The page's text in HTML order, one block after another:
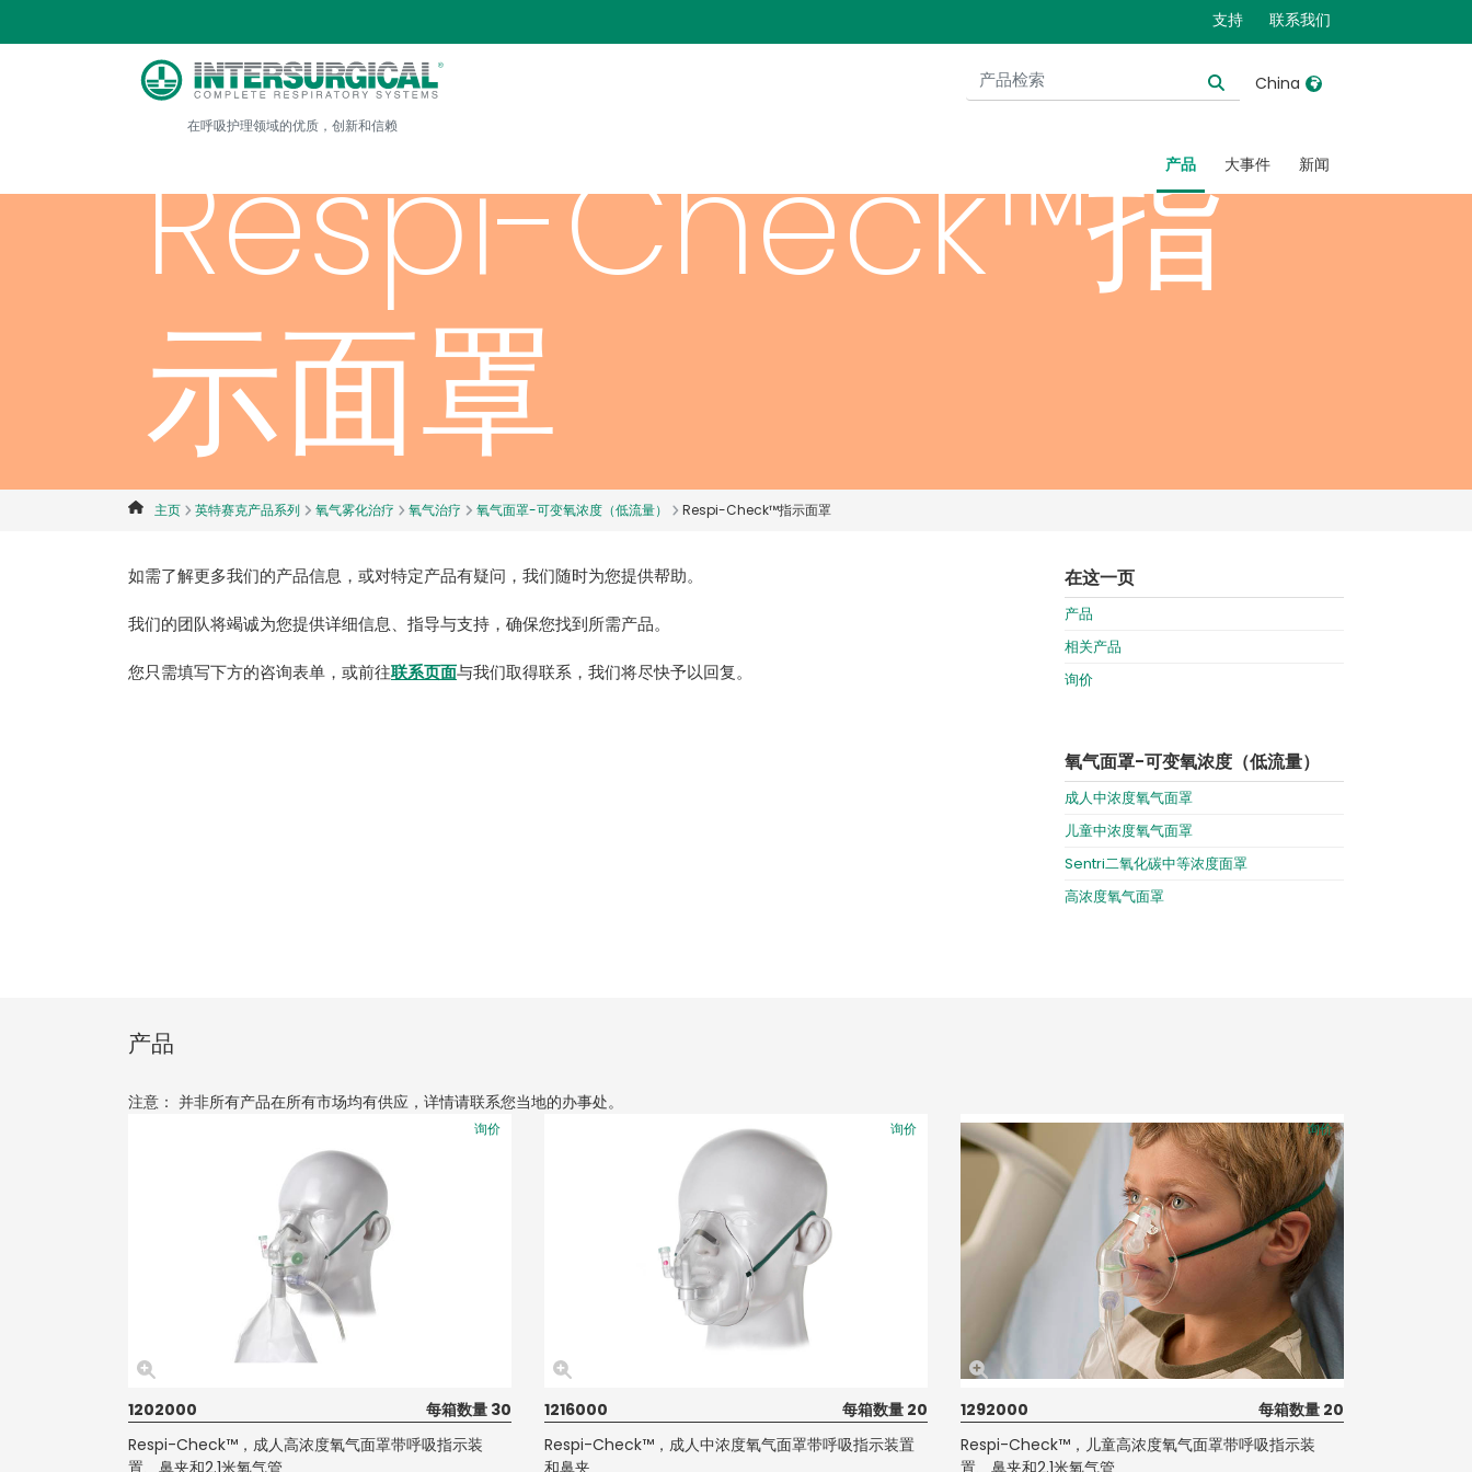
支持 联系我们
在呼吸护理领域的优质，创新和信赖
China
United States
Australia
België, Nederlands
Belgique, Français
Denmark
France
Ireland
Italia
Russia
International English
产品 大事件 新闻
Respi-Check™指
示面罩
主页 英特赛克产品系列 氧气雾化治疗 氧气治疗 氧气面罩-可变氧浓度（低流量） Respi-Check™指示面罩
如需了解更多我们的产品信息，或对特定产品有疑问，我们随时为您提供帮助。
我们的团队将竭诚为您提供详细信息、指导与支持，确保您找到所需产品。
您只需填写下方的咨询表单，或前往联系页面与我们取得联系，我们将尽快予以回复。
在这一页
产品
相关产品
询价
氧气面罩-可变氧浓度（低流量）
成人中浓度氧气面罩
儿童中浓度氧气面罩
Sentri二氧化碳中等浓度面罩
高浓度氧气面罩
产品
注意： 并非所有产品在所有市场均有供应，详情请联系您当地的办事处。
询价
1202000
每箱数量 30
Respi-Check™，成人高浓度氧气面罩带呼吸指示装
置、鼻夹和2.1米氧气管
询价
1216000
每箱数量 20
Respi-Check™，成人中浓度氧气面罩带呼吸指示装置
和鼻夹
询价
1292000
每箱数量 20
Respi-Check™，儿童高浓度氧气面罩带呼吸指示装
置、鼻夹和2.1米氧气管